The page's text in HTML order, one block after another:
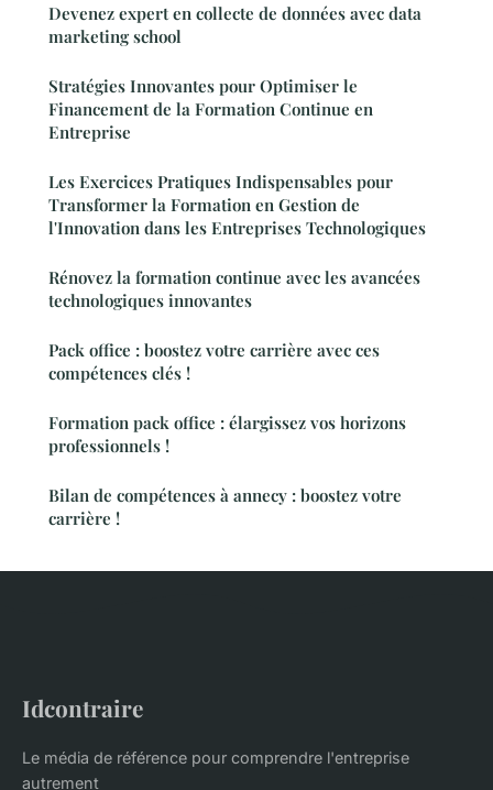
Devenez expert en collecte de données avec data
marketing school
Stratégies Innovantes pour Optimiser le
Financement de la Formation Continue en
Entreprise
Les Exercices Pratiques Indispensables pour
Transformer la Formation en Gestion de
l'Innovation dans les Entreprises Technologiques
Rénovez la formation continue avec les avancées
technologiques innovantes
Pack office : boostez votre carrière avec ces
compétences clés !
Formation pack office : élargissez vos horizons
professionnels !
Bilan de compétences à annecy : boostez votre
carrière !
Idcontraire
Le média de référence pour comprendre l'entreprise
autrement